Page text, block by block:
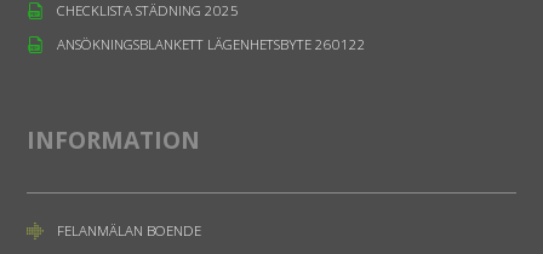
CHECKLISTA STÄDNING 2025
ANSÖKNINGSBLANKETT LÄGENHETSBYTE 260122
INFORMATION
FELANMÄLAN BOENDE